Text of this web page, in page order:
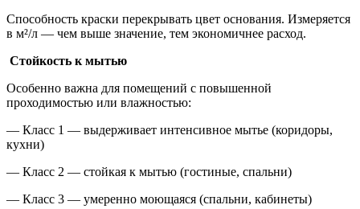
Способность краски перекрывать цвет основания. Измеряется
в м²/л — чем выше значение, тем экономичнее расход.
Стойкость к мытью
Особенно важна для помещений с повышенной
проходимостью или влажностью:
— Класс 1 — выдерживает интенсивное мытье (коридоры,
кухни)
— Класс 2 — стойкая к мытью (гостиные, спальни)
— Класс 3 — умеренно моющаяся (спальни, кабинеты)